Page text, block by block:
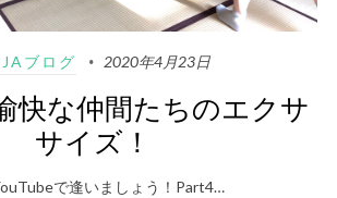
ブログ 2020年4月23日
快な仲間たちのエクサ
サイズ！
で逢いましょう！Part4…